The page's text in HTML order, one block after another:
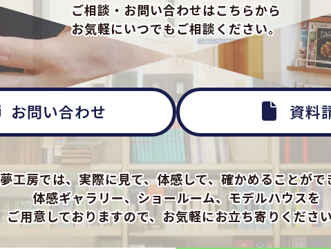
ご相談・お問い合わせはこちらから
お気軽にいつでもご相談ください。
お問い合わせ 資料
夢工房では、実際に見て、体感して、確かめることがで
体感ギャラリー、ショールーム、モデルハウスを
ご用意しておりますので、お気軽にお立ち寄りくださ